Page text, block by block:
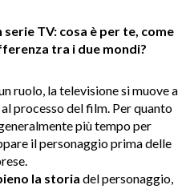
TV: cosa è per te, come
tra i due mondi?
ruolo, la televisione si muove a
processo del film. Per quanto
più tempo per
il personaggio prima delle
la storia del personaggio,